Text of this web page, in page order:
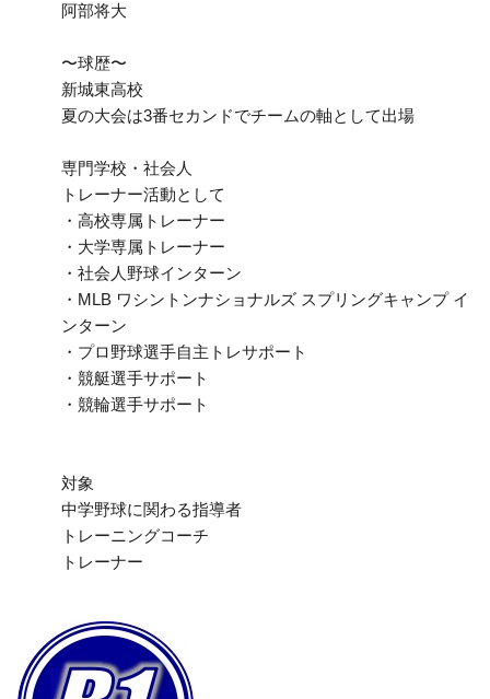
阿部将大
〜球歴〜
新城東高校
夏の大会は3番セカンドでチームの軸として出場
専門学校・社会人
トレーナー活動として
・高校専属トレーナー
・大学専属トレーナー
・社会人野球インターン
・MLB ワシントンナショナルズ スプリングキャンプ イ
ンターン
・プロ野球選手自主トレサポート
・競艇選手サポート
・競輪選手サポート
対象
中学野球に関わる指導者
トレーニングコーチ
トレーナー